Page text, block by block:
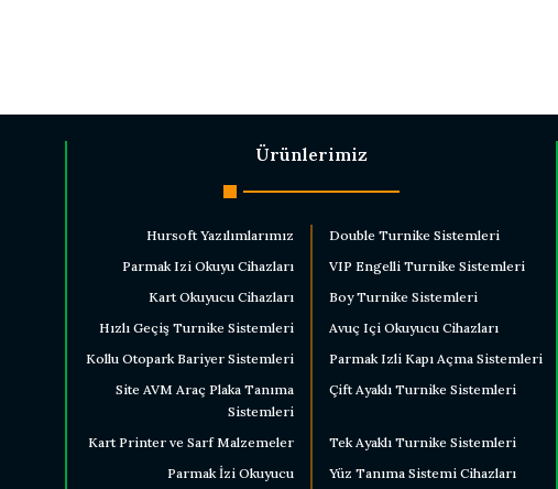
Ürünlerimiz
Hursoft Yazılımlarımız
Double Turnike Sistemleri
Parmak Izi Okuyu Cihazları
VIP Engelli Turnike Sistemleri
Kart Okuyucu Cihazları
Boy Turnike Sistemleri
Hızlı Geçiş Turnike Sistemleri
Avuç Içi Okuyucu Cihazları
Kollu Otopark Bariyer Sistemleri
Parmak Izli Kapı Açma Sistemleri
Site AVM Araç Plaka Tanıma
Sistemleri
Çift Ayaklı Turnike Sistemleri
Kart Printer ve Sarf Malzemeler
Tek Ayaklı Turnike Sistemleri
Parmak İzi Okuyucu
Yüz Tanıma Sistemi Cihazları